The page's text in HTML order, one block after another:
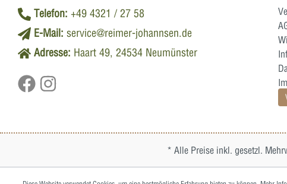
Telefon: +49 4321 / 27 58
E-Mail: service@reimer-johannsen.de
Adresse: Haart 49, 24534 Neumünster
* Alle Preise inkl. gesetzl.